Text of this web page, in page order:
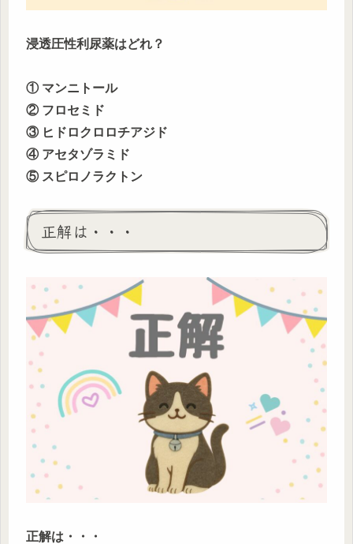
浸透圧性利尿薬はどれ？
① マンニトール
② フロセミド
③ ヒドロクロロチアジド
④ アセタゾラミド
⑤ スピロノラクトン
正解は・・・
正解は・・・